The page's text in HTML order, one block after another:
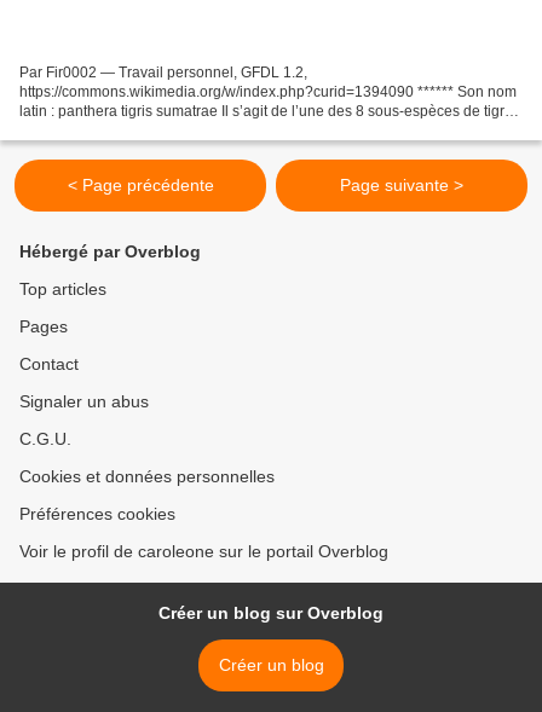
Par Fir0002 — Travail personnel, GFDL 1.2,
https://commons.wikimedia.org/w/index.php?curid=1394090 ****** Son nom
latin : panthera tigris sumatrae Il s’agit de l’une des 8 sous-espèces de tigres
< Page précédente Page suivante >
Hébergé par Overblog
Top articles
Pages
Contact
Signaler un abus
C.G.U.
Cookies et données personnelles
Préférences cookies
Voir le profil de caroleone sur le portail Overblog
Créer un blog sur Overblog
Créer un blog